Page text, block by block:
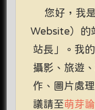
您好，我
Website）的
站長」。我
攝影、旅遊
作、圖片處
議請至萌芽